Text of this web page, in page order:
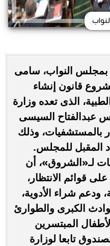
النواب، سامى
قانون إنشاء
الذى تعده وزارة
عبدالفتاح السيسى
بالمستشفيات، وذلك
المقبل للمجلس.
لـ«الشروق»، أن
قوائم الانتظار،
ودعم شراء الأدوية،
الكبرى والطوارئ
المبتسرين
تابعا لوزارة